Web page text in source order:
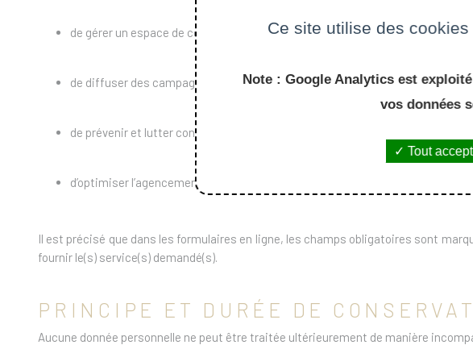
de gérer un espace de communication entre utilisateurs et le site via des
de diffuser des campagnes de communication sur les évènements liés à
de prévenir et lutter contre la fraude informatique (spamming, hacking…)
d’optimiser l’agencement et le fonctionnement des sites suivant leurs
Il est précisé que dans les formulaires en ligne, les champs obligatoires sont
fournir le(s) service(s) demandé(s).
PRINCIPE ET DURÉE DE
Aucune donnée personnelle ne peut être traitée ultérieurement de manière
Ce site utilise des
Note : Google Analytics est
vos données
Tout